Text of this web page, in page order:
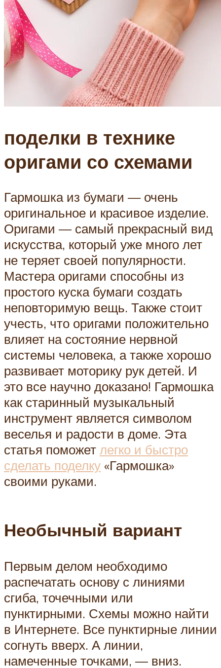
поделки в технике
оригами со схемами
Гармошка из бумаги — очень
оригинальное и красивое изделие.
Оригами — самый прекрасный вид
искусства, который уже много лет
не теряет своей популярности.
Мастера оригами способны из
простого куска бумаги создать
неповторимую вещь. Также стоит
учесть, что оригами положительно
влияет на состояние нервной
системы человека, а также хорошо
развивает моторику рук детей. И
это все научно доказано! Гармошка
как старинный музыкальный
инструмент является символом
веселья и радости в доме. Эта
статья поможет легко и быстро
сделать поделку «Гармошка»
своими руками.
Необычный вариант
Первым делом необходимо
распечатать основу с линиями
сгиба, точечными или
пунктирными. Схемы можно найти
в Интернете. Все пунктирные линии
согнуть вверх. А линии,
намеченные точками, — вниз.